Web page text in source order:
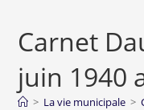
Carnet
juin 1940
> La vie municipale >